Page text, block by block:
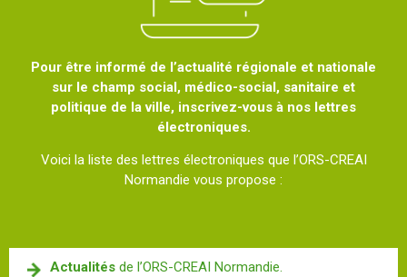
Pour être informé de l’actualité régionale et nationale
sur le champ social, médico-social, sanitaire et
politique de la ville, inscrivez-vous à nos lettres
électroniques.
Voici la liste des lettres électroniques que l’ORS-CREAI
Normandie vous propose :
Actualités de l’ORS-CREAI Normandie.